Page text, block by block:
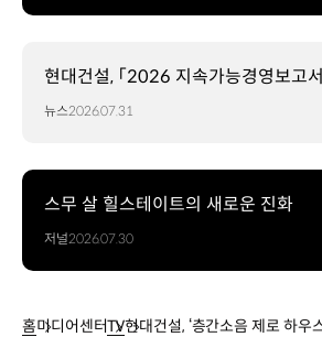
현대건설, 「2026 지속가능경영보고서
뉴스2026.07.31
스무 살 힐스테이트의 새로운 진화
저널2026.07.30
홈미디어센터TV현대건설, ‘층간소음 제로 하우